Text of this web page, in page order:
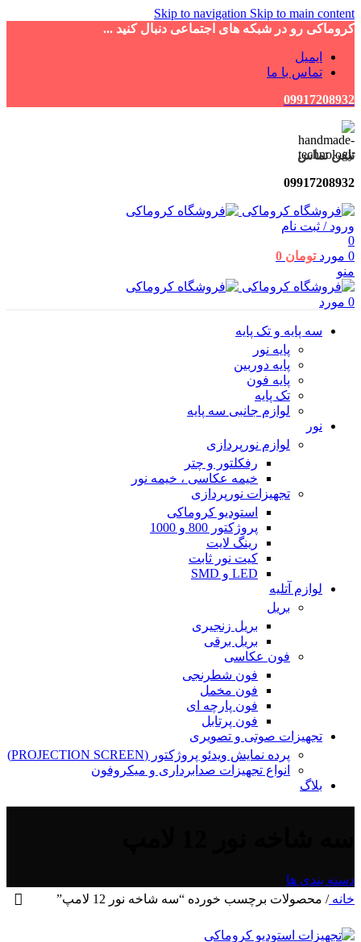
Skip to navigation Skip to main content
کروماکی رو در شبکه های اجتماعی دنبال کنید ...
ایمیل
تماس با ما
09917208932
تلفن تماس
09917208932
ورود / ثبت نام
0
0 مورد تومان
منو
0 مورد
سه پایه و تک پایه
پایه نور
پایه دوربین
پایه فون
تک پایه
لوازم جانبی سه پایه
نور
لوازم نورپردازی
رفکلتور و چتر
خیمه عکاسی ، خیمه نور
تجهیزات نورپردازی
استودیو کروماکی
پروژکتور 800 و 1000
رینگ لایت
کیت نور ثابت
LED و SMD
لوازم آتلیه
بریل
بریل زنجیری
بریل برقی
فون عکاسی
فون شطرنجی
فون مخمل
فون پارچه ای
فون پرتابل
تجهیزات صوتی و تصویری
پرده نمایش ویدئو پروژکتور (PROJECTION SCREEN)
انواع تجهیزات صدابرداری و میکروفون
بلاگ
دسته بندی ها
خانه/ محصولات برچسب خورده “سه شاخه نور 12 لامپ”